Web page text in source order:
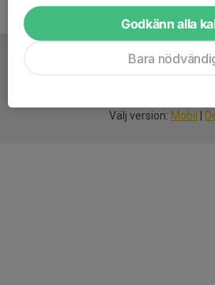
Välj version: Mobil
Godkänn alla
Bara